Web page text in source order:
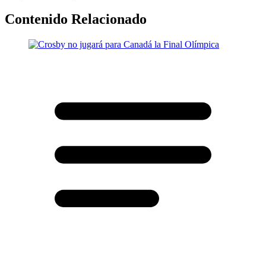
Contenido Relacionado